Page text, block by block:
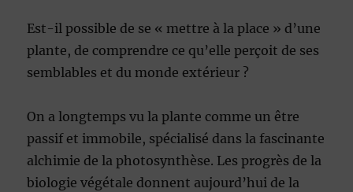
Est-il possible de se « mettre à la place » d’une
plante, de comprendre ce qu’elle perçoit de ses
semblables et du monde extérieur ?
On a longtemps vu la plante comme un être
passif et immobile, spécialisé dans la fascinante
alchimie de la photosynthèse. Les progrès de la
biologie végétale donnent aujourd’hui de la